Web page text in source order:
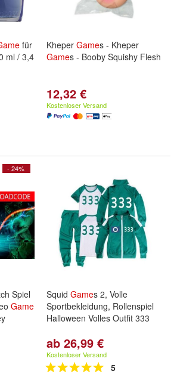
für
ml / 3,4
Kheper Games - Kheper
Games - Booby Squishy Flesh
12,32 €
Kostenloser Versand
- 24%
Spiel
Game
Squid Games 2, Volle
Sportbekleidung, Rollenspiel
Halloween Volles Outfit 333
ab 26,99 €
Kostenloser Versand
5